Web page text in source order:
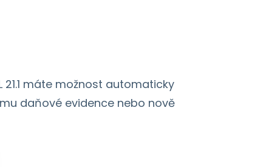
máte možnost automaticky
daňové evidence nebo nově